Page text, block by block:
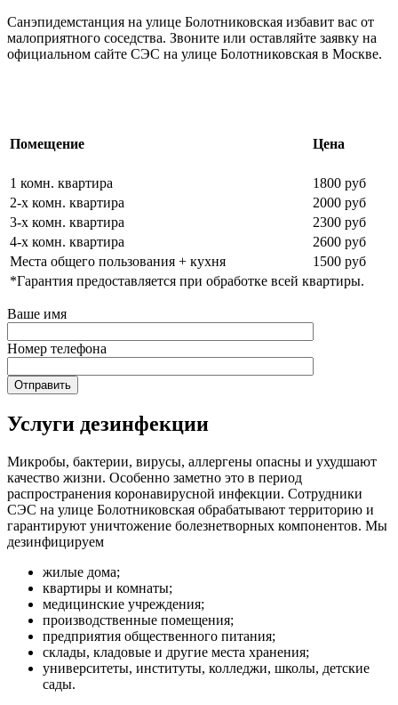
Санэпидемстанция на улице Болотниковская избавит вас от
малоприятного соседства. Звоните или оставляйте заявку на
официальном сайте СЭС на улице Болотниковская в Москве.
Помещение Цена
1 комн. квартира
1800 руб
2-х комн. квартира
2000 руб
3-х комн. квартира
2300 руб
4-х комн. квартира
2600 руб
Места общего пользования + кухня
1500 руб
*Гарантия предоставляется при обработке всей квартиры.
Ваше имя
Номер телефона
Услуги дезинфекции
Микробы, бактерии, вирусы, аллергены опасны и ухудшают
качество жизни. Особенно заметно это в период
распространения коронавирусной инфекции. Сотрудники
СЭС на улице Болотниковская обрабатывают территорию и
гарантируют уничтожение болезнетворных компонентов. Мы
дезинфицируем
жилые дома;
квартиры и комнаты;
медицинские учреждения;
производственные помещения;
предприятия общественного питания;
склады, кладовые и другие места хранения;
университеты, институты, колледжи, школы, детские
сады.